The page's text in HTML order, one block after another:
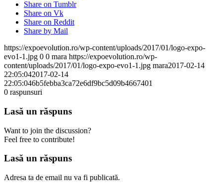
Share on Tumblr
Share on Vk
Share on Reddit
Share by Mail
https://expoevolution.ro/wp-content/uploads/2017/01/logo-expo-
evo1-1.jpg 0 0 mara https://expoevolution.ro/wp-
content/uploads/2017/01/logo-expo-evo1-1.jpg mara2017-02-14
22:05:042017-02-14
22:05:046b5febba3ca72e6df9bc5d09b4667401
0 raspunsuri
Lasă un răspuns
Want to join the discussion?
Feel free to contribute!
Lasă un răspuns
Adresa ta de email nu va fi publicată.